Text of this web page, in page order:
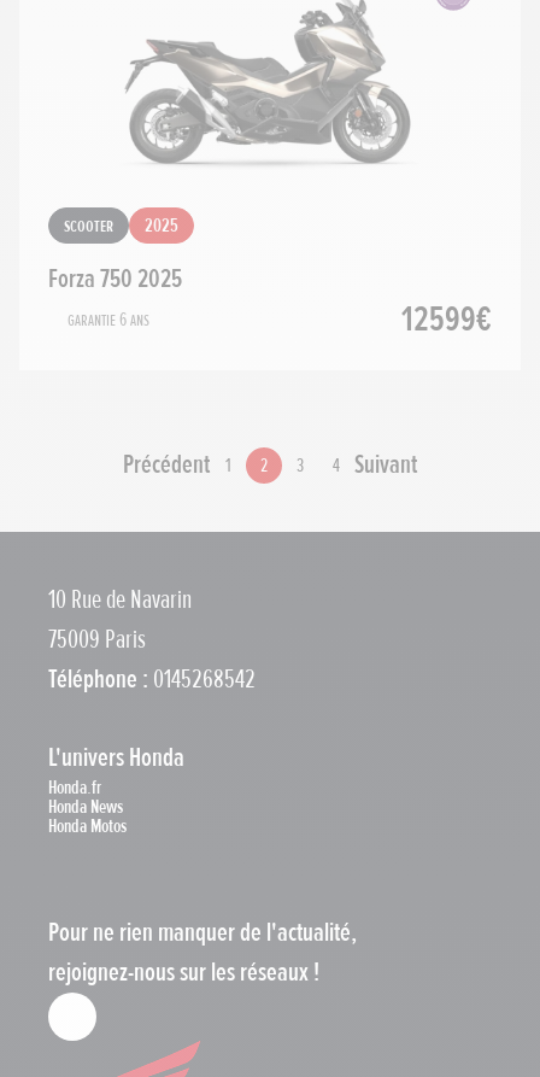
Scooter 2025
Forza 750 2025
Garantie 6 ans 12599€
Précédent 1 2 3 4 Suivant
10 Rue de Navarin
75009 Paris
Téléphone : 0145268542
L'univers Honda
Honda.fr
Honda News
Honda Motos
Pour ne rien manquer de l'actualité,
rejoignez-nous sur les réseaux !